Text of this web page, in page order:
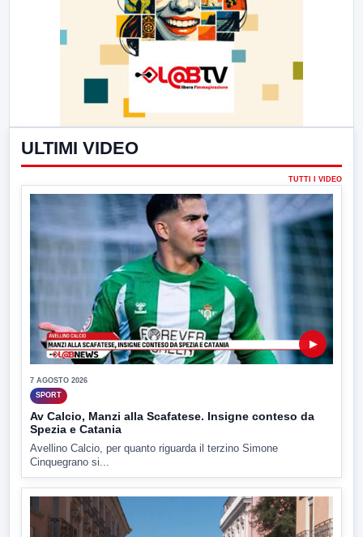
ULTIMI VIDEO
TUTTI I VIDEO
▶
7 AGOSTO 2026
SPORT
Av Calcio, Manzi alla Scafatese. Insigne conteso da
Spezia e Catania
Avellino Calcio, per quanto riguarda il terzino Simone
Cinquegrano si...